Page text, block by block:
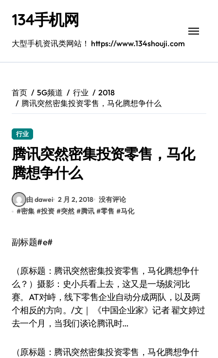
134手机网
大型手机资讯类网站！ https://www.134shouji.com
首页 5G频道 行业
2018
腾讯突然密集投资零售，马化腾想争什么
行业
腾讯突然密集投资零售，马化
腾想争什么
由 dawei 2 月 2, 2018 没有评论
#密集 #投资 #突然 #腾讯 #零售 #马化
副标题#e#
（原标题：腾讯突然密集投资零售，马化腾想争什
么？）摄影：史小兵看上去，这又是一场拔河比
赛。AT对峙，线下零售企业自动分成两队，以及两
个相反的方向。/文｜ 《中国企业家》记者 翟文婷过
去一个月，当我们谈论腾讯时…
（原标题：腾讯突然密集投资零售，马化腾想争什